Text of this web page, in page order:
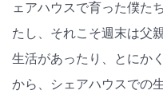
ェアハウスで育った僕た
たし、それこそ週末は父
生活があったり、とにか
から、シェアハウスでの